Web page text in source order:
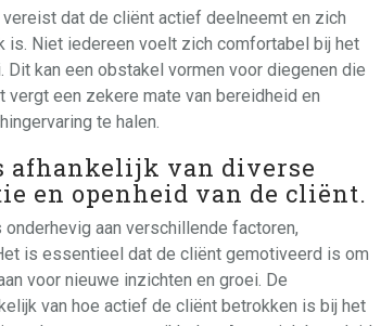
dat de cliënt actief deelneemt en zich
Niet iedereen voelt zich comfortabel bij het
kan een obstakel vormen voor diegenen die
een zekere mate van bereidheid en
te halen.
afhankelijk van diverse
en openheid van de cliënt.
aan verschillende factoren,
is essentieel dat de cliënt gemotiveerd is om
voor nieuwe inzichten en groei. De
van hoe actief de cliënt betrokken is bij het